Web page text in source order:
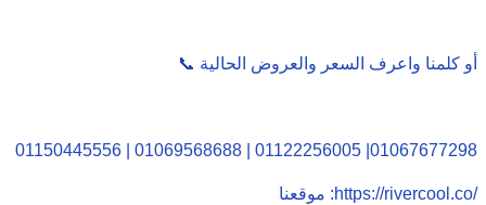
📞 أو كلمنا واعرف السعر والعروض الحالية
01150445556 | 01069568688 | 01122256005 |01067677298
موقعنا :https://rivercool.co/